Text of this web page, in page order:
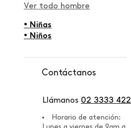
Ver todo hombre
• Niñas
• Niños
Contáctanos
Llámanos 02 3333 422
Horario de atención: